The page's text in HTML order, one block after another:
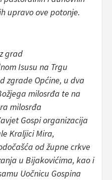
upravo ove potonje.
grad
Isusu na Trgu
zgrade Općine, u dva
milosrđa te na
milosrđa
Gospi organizacija
Kraljici Mira,
od župne crkve
u Bijakovićima, kao i
Uočnicu Gospina